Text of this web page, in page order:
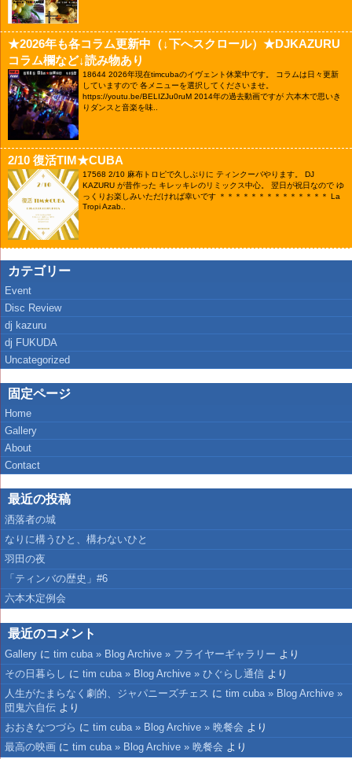
★2026年も各コラム更新中（↓下へスクロール）★DJKAZURU
コラム欄など↓読み物あり
18644 2026年現在timcubaのイヴェント休業中です。 コラムは日々更新
していますので 各メニューを選択してくださいませ。
https://youtu.be/BELIZJu0ruM 2014年の過去動画ですが 六本木で思いき
りダンスと音楽を味..
2/10 復活TIM★CUBA
17568 2/10 麻布トロピで久しぶりに ティンクーバやります。 DJ
KAZURU が昔作った キレッキレのリミックス中心。 翌日が祝日なので ゆ
っくりお楽しみいただければ幸いです ＊＊＊＊＊＊＊＊＊＊＊＊＊＊ La
Tropi Azab..
カテゴリー
Event
Disc Review
dj kazuru
dj FUKUDA
Uncategorized
固定ページ
Home
Gallery
About
Contact
最近の投稿
洒落者の城
なりに構うひと、構わないひと
羽田の夜
「ティンバの歴史」#6
六本木定例会
最近のコメント
Gallery に tim cuba » Blog Archive » フライヤーギャラリー より
その日暮らし に tim cuba » Blog Archive » ひぐらし通信 より
人生がたまらなく劇的、ジャパニーズチェス に tim cuba » Blog Archive »
団鬼六自伝 より
おおきなつづら に tim cuba » Blog Archive » 晩餐会 より
最高の映画 に tim cuba » Blog Archive » 晩餐会 より